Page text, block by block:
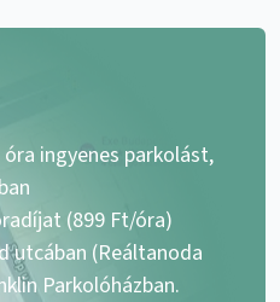
ingyenes parkolást,
(899 Ft/óra)
utcában (Reáltanoda
Parkolóházban.